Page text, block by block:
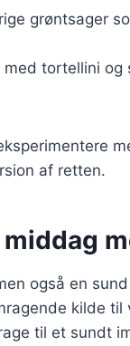
grøntsager
med tortellini
af retten.
middag
også en
kilde til
til et sundt